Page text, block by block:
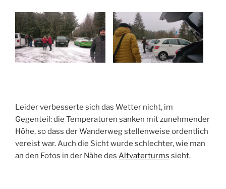
Leider verbesserte sich das Wetter nicht, im
Gegenteil: die Temperaturen sanken mit zunehmender
Höhe, so dass der Wanderweg stellenweise ordentlich
vereist war. Auch die Sicht wurde schlechter, wie man
an den Fotos in der Nähe des Altvaterturms sieht.